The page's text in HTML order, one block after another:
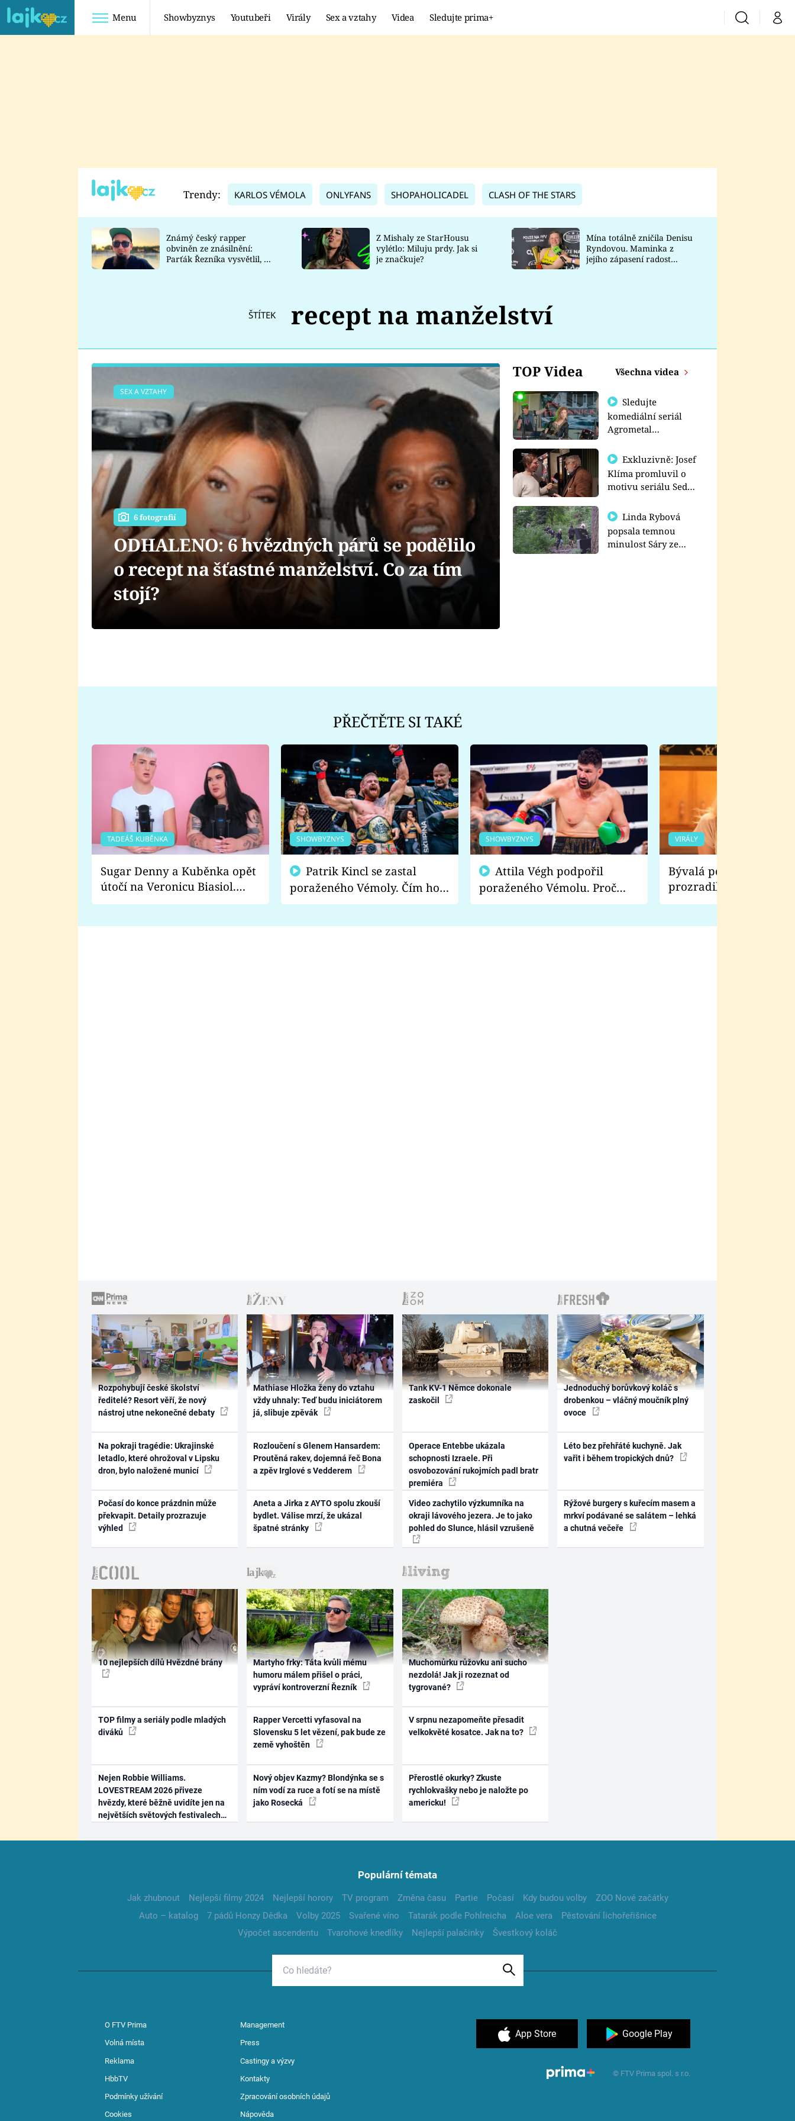
Menu Showbyznys Youtubeři Virály Sex a vztahy Videa Sledujte prima+ VyhledáváníMůj
TADEÁŠ KUBĚNKA
DATEL
Prima Lajk
Sledujte nás
Trendy: KARLOS VÉMOLA ONLYFANS SHOPAHOLICADEL CLASH OF THE STARS
Známý český rapper
obviněn ze znásilnění:
Parťák Řezníka vysvětlil, co
Z Mishaly ze StarHousu
vylétlo: Miluju prdy. Jak si
je značkuje?
Mína totálně zničila Denisu
Ryndovou. Maminka z
jejího zápasení radost
ŠTÍTEK recept na manželství
TOP Videa Všechna videa
Sledujte
komediální seriál
Agrometal
prima+
Exkluzivně: Josef
Klíma promluvil o
motivu seriálu Sedm
Linda Rybová
popsala temnou
minulost Sáry ze
SEX A VZTAHY
6 fotografií
ODHALENO: 6 hvězdných párů se podělilo
o recept na šťastné manželství. Co za tím
stojí?
PŘEČTĚTE SI TAKÉ
TADEÁŠ KUBĚNKA
Sugar Denny a Kuběnka opět
útočí na Veronicu Biasiol.
Proč je podle nich falešná a
SHOWBYZNYS
poraženého Vémoly. Čím ho
fanoušci naštvali?
SHOWBYZNYS
poraženého Vémolu. Proč
chce raději zápasit s ním než
VIRÁLY
Bývalá pornoherečka
prozradila, co ji
natáčení Euforie.
Rozpohybují české školství
ředitelé? Resort věří, že nový
nástroj utne nekonečné debaty
Na pokraji tragédie: Ukrajinské
letadlo, které ohrožoval v Lipsku
dron, bylo naložené municí
Počasí do konce prázdnin může
překvapit. Detaily prozrazuje
výhled
Mathiase Hložka ženy do vztahu
vždy uhnaly: Teď budu iniciátorem
já, slibuje zpěvák
Rozloučení s Glenem Hansardem:
Proutěná rakev, dojemná řeč Bona
a zpěv Irglové s Vedderem
Aneta a Jirka z AYTO spolu zkouší
bydlet. Válise mrzí, že ukázal
špatné stránky
Tank KV-1 Němce dokonale
zaskočil
Operace Entebbe ukázala
schopnosti Izraele. Při
osvobozování rukojmích padl bratr
premiéra
Video zachytilo výzkumníka na
okraji lávového jezera. Je to jako
pohled do Slunce, hlásil vzrušeně
Jednoduchý borůvkový koláč s
drobenkou – vláčný moučník plný
ovoce
Léto bez přehřáté kuchyně. Jak
vařit i během tropických dnů?
Rýžové burgery s kuřecím masem a
mrkví podávané se salátem – lehká
a chutná večeře
10 nejlepších dílů Hvězdné brány
TOP filmy a seriály podle mladých
diváků
Nejen Robbie Williams.
LOVESTREAM 2026 přiveze
hvězdy, které běžně uvidíte jen na
největších světových festivalech
Martyho frky: Táta kvůli mému
humoru málem přišel o práci,
vypráví kontroverzní Řezník
Rapper Vercetti vyfasoval na
Slovensku 5 let vězení, pak bude ze
země vyhoštěn
Nový objev Kazmy? Blondýnka se s
ním vodí za ruce a fotí se na místě
jako Rosecká
Muchomůrku růžovku ani sucho
nezdolá! Jak ji rozeznat od
tygrované?
V srpnu nezapomeňte přesadit
velkokvěté kosatce. Jak na to?
Přerostlé okurky? Zkuste
rychlokvašky nebo je naložte po
americku!
Populární témata
Jak zhubnout Nejlepší filmy 2024 Nejlepší horory TV program Změna času Partie Počasí Kdy budou volby
ZOO Nové začátky
Auto – katalog
7 pádů Honzy Dědka Volby 2025 Svařené víno Tatarák podle Pohlreicha Aloe vera
Pěstování lichořeřišnice
Výpočet ascendentu
Tvarohové knedlíky Nejlepší palačinky Švestkový koláč
O FTV Prima Management
Volná místa Press
Reklama Castingy a výzvy
HbbTV Kontakty
Podmínky užívání Zpracování osobních údajů
Cookies Nápověda
App Store Google Play
© FTV Prima spol. s r.o.